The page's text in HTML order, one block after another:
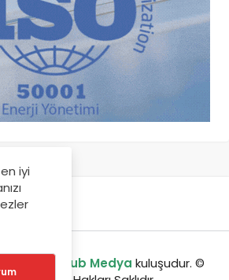
GreenHub Medya kuluşudur. ©
iyi